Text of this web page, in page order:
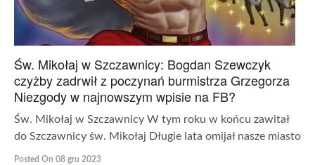
Św. Mikołaj w Szczawnicy: Bogdan Szewczyk
czyżby zadrwił z poczynań burmistrza Grzegorza
Niezgody w najnowszym wpisie na FB?
Św. Mikołaj w Szczawnicy W tym roku w końcu zawitał
do Szczawnicy św. Mikołaj Długie lata omijał nasze miasto
Posted On 08 gru 2023